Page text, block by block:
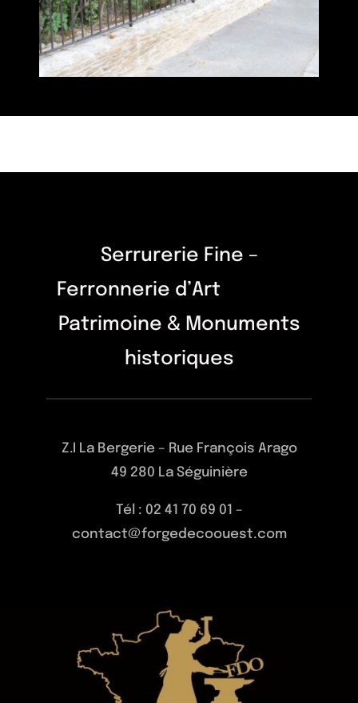
Serrurerie Fine –
Ferronnerie d’Art
Patrimoine & Monuments
historiques
Z.I La Bergerie – Rue François Arago
49 280 La Séguinière
Tél : 02 41 70 69 01 –
contact@forgedecoouest.com